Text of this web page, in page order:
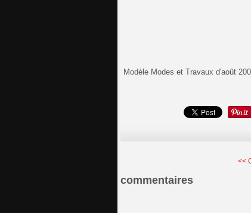
Modèle Modes et Travaux d'août
<<
commentaires